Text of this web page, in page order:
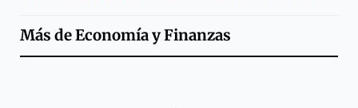
Más deEconomía y Finanzas